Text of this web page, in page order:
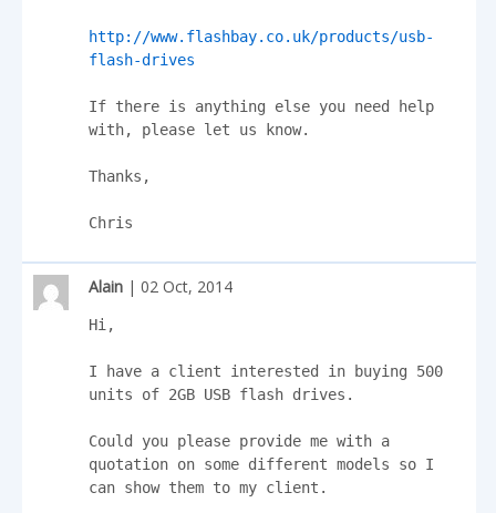
http://www.flashbay.co.uk/products/usb-
flash-drives
If there is anything else you need help
with, please let us know.
Thanks,
Chris
Alain | 02 Oct, 2014
Hi,
I have a client interested in buying 500
units of 2GB USB flash drives.
Could you please provide me with a
quotation on some different models so I
can show them to my client.